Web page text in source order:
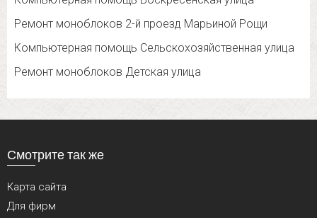
Ремонт моноблоков 2-й проезд Марьиной Рощи
Компьютерная помощь Сельскохозяйственная улица
Ремонт моноблоков Детская улица
Смотрите так же
Карта сайта
Для фирм